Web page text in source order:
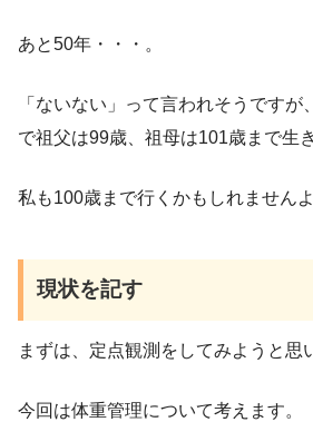
あと50年・・・。
「ないない」って言われそうですが
で祖父は99歳、祖母は101歳まで生
私も100歳まで行くかもしれません
現状を記す
まずは、定点観測をしてみようと思
今回は体重管理について考えます。